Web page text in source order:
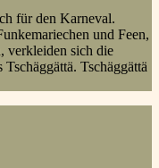
für den Karneval.
und Feen,
verkleiden sich die
Tschäggättä